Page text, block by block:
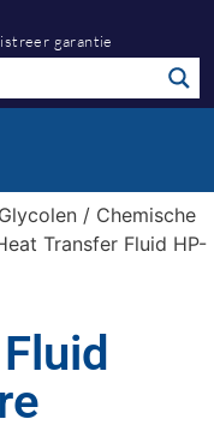
garantie
Glycolen/ Chemische
Transfer Fluid HP-